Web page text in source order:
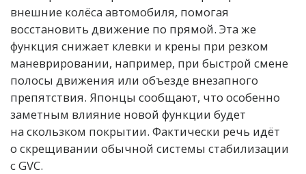
внешние колёса автомобиля, помогая
восстановить движение по прямой. Эта же
функция снижает клевки и крены при резком
маневрировании, например, при быстрой смене
полосы движения или объезде внезапного
препятствия. Японцы сообщают, что особенно
заметным влияние новой функции будет
на скользком покрытии. Фактически речь идёт
о скрещивании обычной системы стабилизации
с GVC.